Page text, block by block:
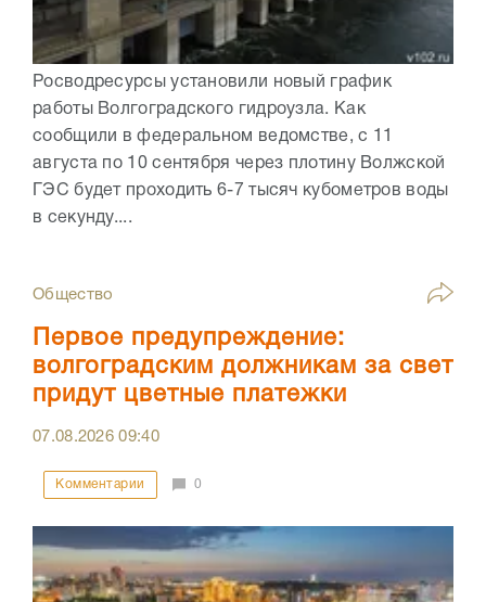
Росводресурсы установили новый график
работы Волгоградского гидроузла. Как
сообщили в федеральном ведомстве, с 11
августа по 10 сентября через плотину Волжской
ГЭС будет проходить 6-7 тысяч кубометров воды
в секунду....
Общество
Первое предупреждение:
волгоградским должникам за свет
придут цветные платежки
07.08.202609:40
Комментарии 0